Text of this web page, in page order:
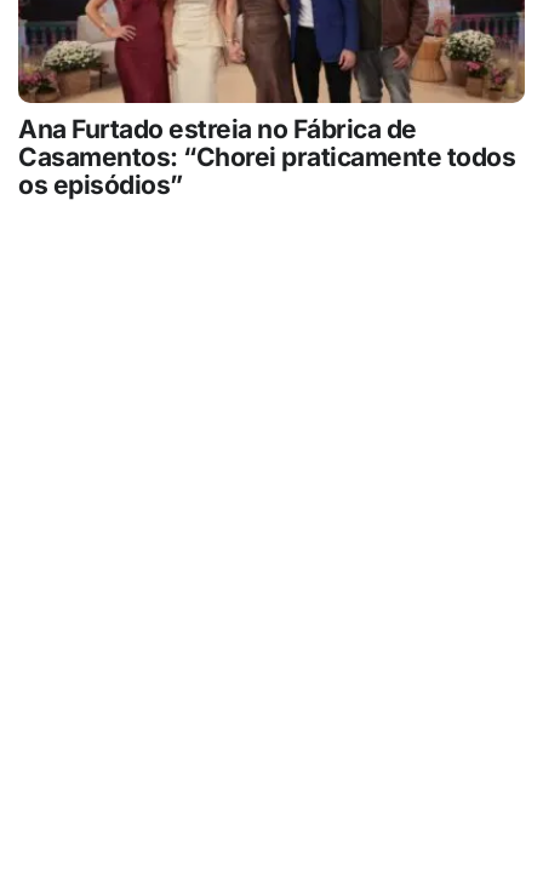
Ana Furtado estreia no Fábrica de
Casamentos: “Chorei praticamente todos
os episódios”